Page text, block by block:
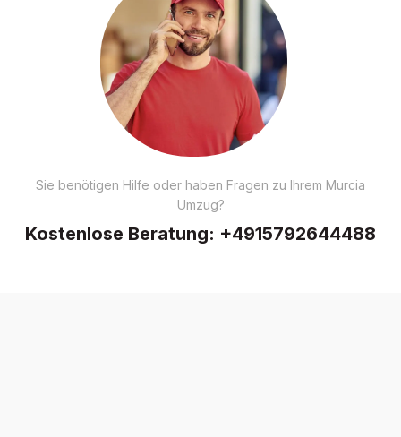
Sie benötigen Hilfe oder haben Fragen zu Ihrem Murcia
Umzug?
Kostenlose Beratung: +4915792644488